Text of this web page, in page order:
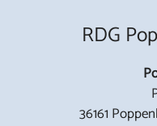
RDG
36161